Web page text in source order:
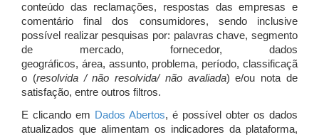
conteúdo das reclamações, respostas das empresas e
comentário final dos consumidores, sendo inclusive
possível realizar pesquisas por: palavras chave, segmento
de mercado, fornecedor, dados
geográficos, área, assunto, problema, período, classificaçã
o (resolvida / não resolvida/ não avaliada) e/ou nota de
satisfação, entre outros filtros.
E clicando em Dados Abertos, é possível obter os dados
atualizados que alimentam os indicadores da plataforma,